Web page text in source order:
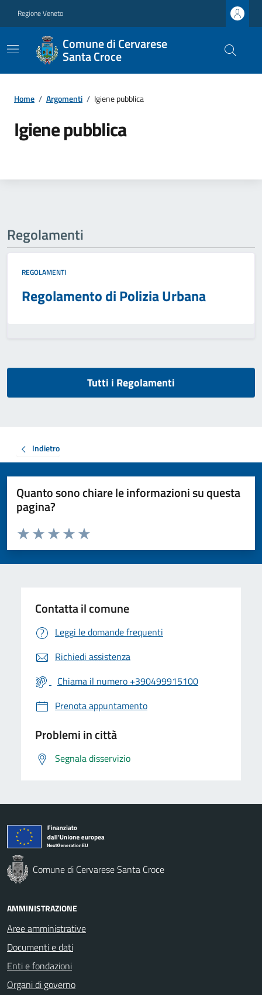
Regione Veneto
Comune di Cervarese
Santa Croce
Home / Argomenti / Igiene pubblica
Igiene pubblica
Regolamenti
REGOLAMENTI
Regolamento di Polizia Urbana
Tutti i Regolamenti
Indietro
Quanto sono chiare le informazioni su questa
pagina?
Valuta da 1 a 5 stelle la pagina
Valuta 5 stelle su 5
Valuta 4 stelle su 5
Valuta 3 stelle su 5
Valuta 2 stelle su 5
Valuta 1 stelle su 5
Contatta il comune
Leggi le domande frequenti
Richiedi assistenza
Chiama il numero +390499915100
Prenota appuntamento
Problemi in città
Segnala disservizio
Comune di Cervarese Santa Croce
AMMINISTRAZIONE
Aree amministrative
Documenti e dati
Enti e fondazioni
Organi di governo